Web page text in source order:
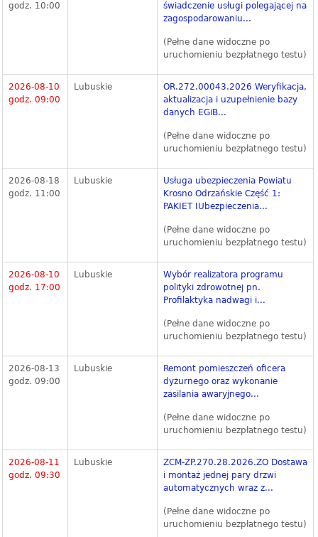
godz. 10:00
świadczenie usługi polegającej na
zagospodarowaniu...
(Pełne dane widoczne po
uruchomieniu bezpłatnego testu)
2026-08-10
godz. 09:00
Lubuskie
OR.272.00043.2026 Weryfikacja,
aktualizacja i uzupełnienie bazy
danych EGiB...
(Pełne dane widoczne po
uruchomieniu bezpłatnego testu)
2026-08-18
godz. 11:00
Lubuskie
Usługa ubezpieczenia Powiatu
Krosno Odrzańskie Część 1:
PAKIET IUbezpieczenia...
(Pełne dane widoczne po
uruchomieniu bezpłatnego testu)
2026-08-10
godz. 17:00
Lubuskie
Wybór realizatora programu
polityki zdrowotnej pn.
Profilaktyka nadwagi i...
(Pełne dane widoczne po
uruchomieniu bezpłatnego testu)
2026-08-13
godz. 09:00
Lubuskie
Remont pomieszczeń oficera
dyżurnego oraz wykonanie
zasilania awaryjnego...
(Pełne dane widoczne po
uruchomieniu bezpłatnego testu)
2026-08-11
godz. 09:30
Lubuskie
ZCM-ZP.270.28.2026.ZO Dostawa
i montaż jednej pary drzwi
automatycznych wraz z...
(Pełne dane widoczne po
uruchomieniu bezpłatnego testu)